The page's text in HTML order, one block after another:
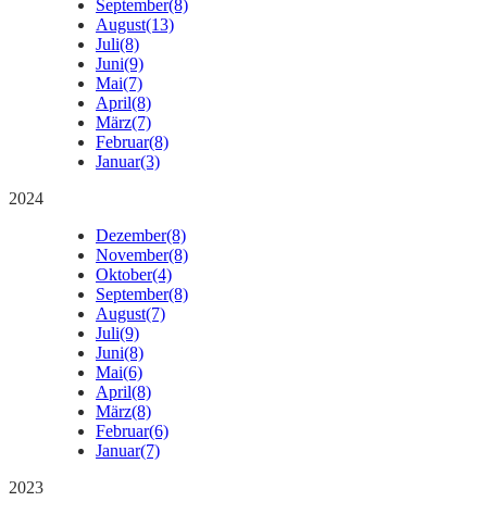
September(8)
August(13)
Juli(8)
Juni(9)
Mai(7)
April(8)
März(7)
Februar(8)
Januar(3)
2024
Dezember(8)
November(8)
Oktober(4)
September(8)
August(7)
Juli(9)
Juni(8)
Mai(6)
April(8)
März(8)
Februar(6)
Januar(7)
2023